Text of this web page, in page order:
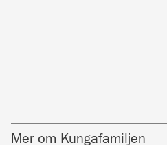
Mer om Kungafamiljen